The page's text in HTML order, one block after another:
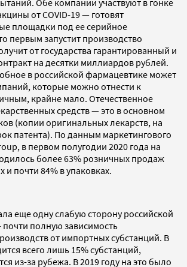
от COVID-19 — готовят
площадки под ее серийное
первым запустит производство
от государства гарантированный и
на десятки миллиардов рублей.
в российской фармацевтике может
которые можно отнести к
крайне мало. Отечественное
средств — это в основном
(копии оригинальных лекарств, на
патента). По данным маркетингового
в первом полугодии 2020 года на
более 63% розничных продаж
и почти 84% в упаковках.
еще одну слабую сторону российской
полную зависимость
от импортных субстанций. В
всего лишь 15% субстанций,
из-за рубежа. В 2019 году на это было